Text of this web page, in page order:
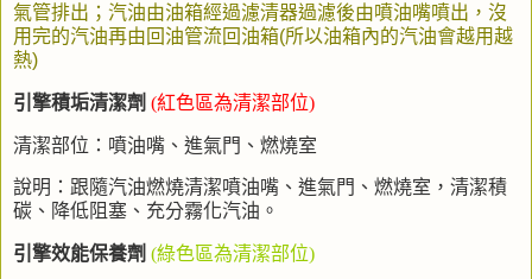
氣管排出；汽油由油箱經過濾清器過濾後由噴油嘴噴出，沒
用完的汽油再由回油管流回油箱(所以油箱內的汽油會越用越
熱)
引擎積垢清潔劑 (紅色區為清潔部位)
清潔部位：噴油嘴、進氣門、燃燒室
說明：跟隨汽油燃燒清潔噴油嘴、進氣門、燃燒室，清潔積
碳、降低阻塞、充分霧化汽油。
引擎效能保養劑 (綠色區為清潔部位)